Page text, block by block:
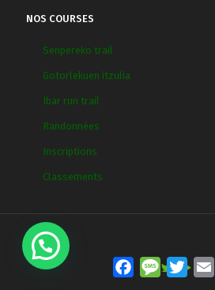
NOS COURSES
Senpereko trail
Gotorlekuen itzulia
Ibar run trail
Randonnées
Inscriptions
Classements
FacebookMessageTwitter